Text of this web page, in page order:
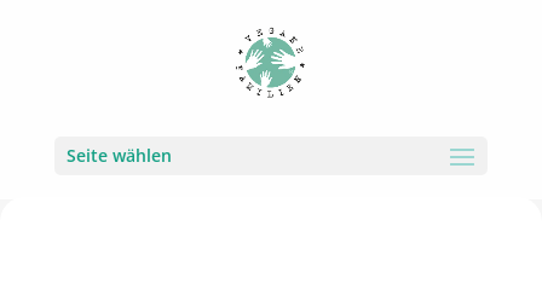
Seite wählen